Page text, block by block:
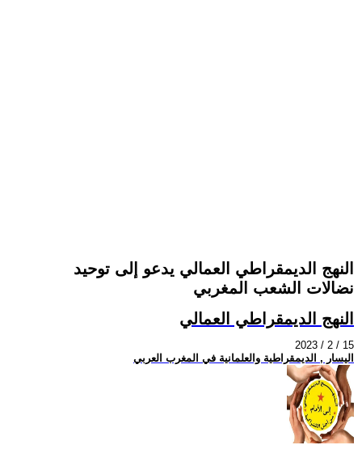
النهج الديمقراطي العمالي يدعو إلى توحيد
نضالات الشعب المغربي
النهج الديمقراطي العمالي
2023 / 2 / 15
اليسار , الديمقراطية والعلمانية في المغرب العربي